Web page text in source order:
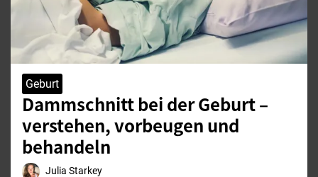
Geburt
Dammschnitt bei der Geburt –
verstehen, vorbeugen und
behandeln
Julia Starkey